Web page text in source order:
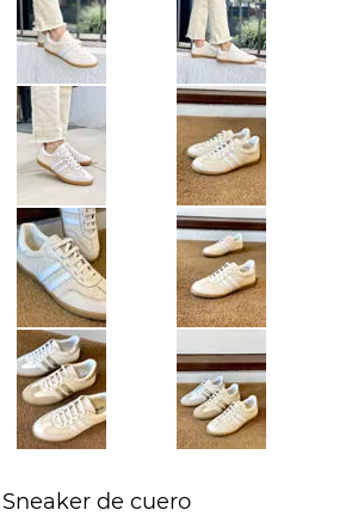
Sneaker de cuero